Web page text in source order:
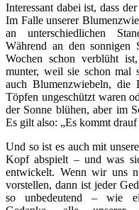
Interessant dabei ist, dass
Im Falle unserer
an unterschiedlichen
Während an den sonnigen
Wochen schon verblüht
munter, weil sie schon mal
auch Blumenzwiebeln,
Töpfen ungeschützt waren
der Sonne blühen, aber im
Es gilt also: „Es kommt drauf
Und so ist es auch mit
Kopf abspielt – und was
entwickelt. Wenn wir uns
vorstellen, dann ist jeder
so unbedeutend – wie